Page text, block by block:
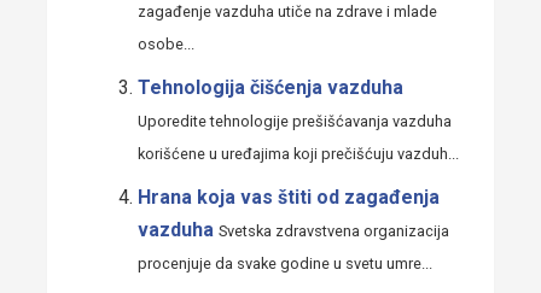
zagađenje vazduha utiče na zdrave i mlade
osobe...
Tehnologija čišćenja vazduha
Uporedite tehnologije prešišćavanja vazduha
korišćene u uređajima koji prečišćuju vazduh...
Hrana koja vas štiti od zagađenja
vazduha Svetska zdravstvena organizacija
procenjuje da svake godine u svetu umre...